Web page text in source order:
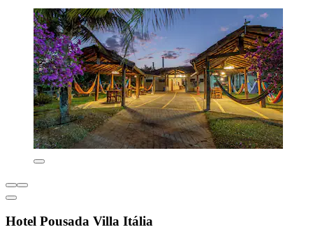
Hotel Pousada Villa Itália